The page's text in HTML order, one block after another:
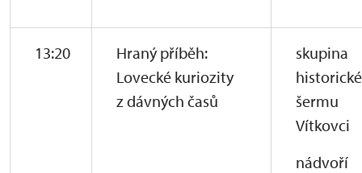
13:20
Hraný příběh:
Lovecké kuriozity
z dávných časů
skupina
šermu
Vítkovci
nádvoří